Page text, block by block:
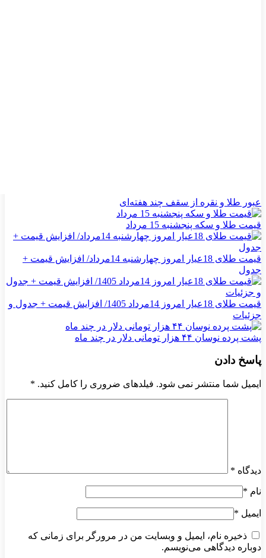
عبور طلا و نقره از سقف چند هفته‌ای
قیمت طلا و سکه پنجشنبه 15 مرداد
قیمت طلای 18عیار امروز چهارشنبه 14مرداد/ افزایش قیمت +
جدول
قیمت طلای 18عیار امروز 14مرداد 1405/ افزایش قیمت + جدول و
جزئیات
پشت پرده نوسان ۴۴ هزار تومانی دلار در چند ماه
پاسخ دادن
ایمیل شما منتشر نمی شود. فیلدهای ضروری را کامل کنید. *
دیدگاه *
نام *
ایمیل *
ذخیره نام، ایمیل و وبسایت من در مرورگر برای زمانی که
دوباره دیدگاهی می‌نویسم.